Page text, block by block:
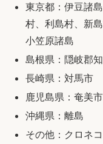
東京都：伊豆諸
村、利島村、新
小笠原諸島
島根県：隠岐郡
長崎県：対馬市
鹿児島県：奄美
沖縄県：離島
その他：クロネ